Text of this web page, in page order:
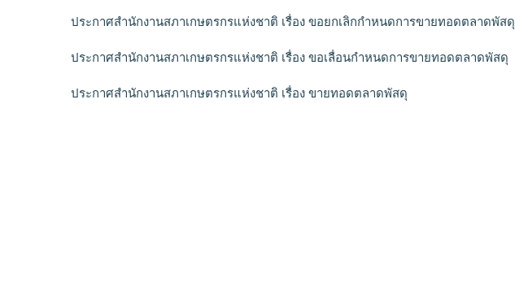
ประกาศสำนักงานสภาเกษตรกรแห่งชาติ เรื่อง ขอยกเลิกกำหนดการขายทอดตลาดพัสดุ
ประกาศสำนักงานสภาเกษตรกรแห่งชาติ เรื่อง ขอเลื่อนกำหนดการขายทอดตลาดพัสดุ
ประกาศสำนักงานสภาเกษตรกรแห่งชาติ เรื่อง ขายทอดตลาดพัสดุ